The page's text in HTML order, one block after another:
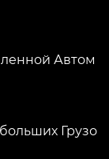
Автом
Грузо